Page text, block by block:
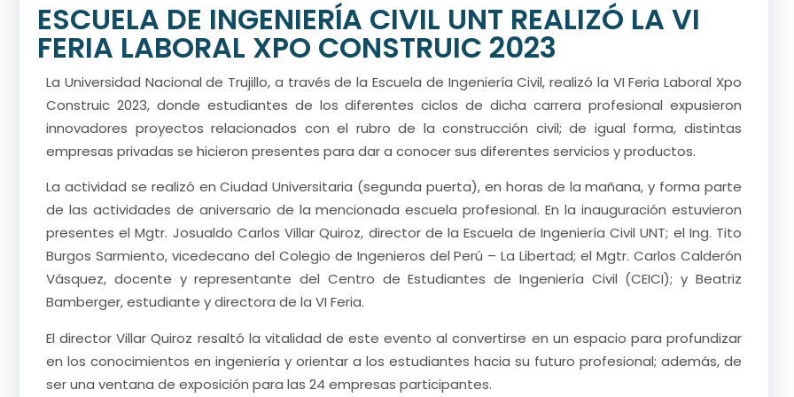
ESCUELA DE INGENIERÍA CIVIL UNT REALIZÓ LA VI
FERIA LABORAL XPO CONSTRUIC 2023
La Universidad Nacional de Trujillo, a través de la Escuela de Ingeniería Civil, realizó la VI Feria Laboral Xpo
Construic 2023, donde estudiantes de los diferentes ciclos de dicha carrera profesional expusieron
innovadores proyectos relacionados con el rubro de la construcción civil; de igual forma, distintas
empresas privadas se hicieron presentes para dar a conocer sus diferentes servicios y productos.
La actividad se realizó en Ciudad Universitaria (segunda puerta), en horas de la mañana, y forma parte
de las actividades de aniversario de la mencionada escuela profesional. En la inauguración estuvieron
presentes el Mgtr. Josualdo Carlos Villar Quiroz, director de la Escuela de Ingeniería Civil UNT; el Ing. Tito
Burgos Sarmiento, vicedecano del Colegio de Ingenieros del Perú – La Libertad; el Mgtr. Carlos Calderón
Vásquez, docente y representante del Centro de Estudiantes de Ingeniería Civil (CEICI); y Beatriz
Bamberger, estudiante y directora de la VI Feria.
El director Villar Quiroz resaltó la vitalidad de este evento al convertirse en un espacio para profundizar
en los conocimientos en ingeniería y orientar a los estudiantes hacia su futuro profesional; además, de
ser una ventana de exposición para las 24 empresas participantes.